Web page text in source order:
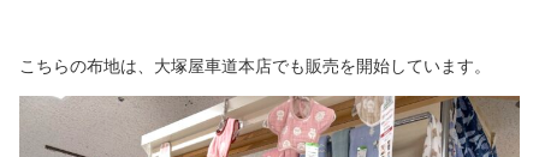
こちらの布地は、大塚屋車道本店でも販売を開始しています。